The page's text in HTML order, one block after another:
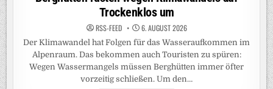
Trockenklos um
RSS-FEED 6. AUGUST 2026
Der Klimawandel hat Folgen für das Wasseraufkommen im
Alpenraum. Das bekommen auch Touristen zu spüren:
Wegen Wassermangels müssen Berghütten immer öfter
vorzeitig schließen. Um den…